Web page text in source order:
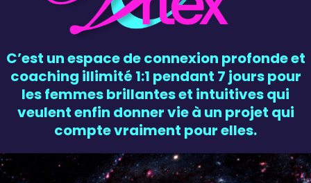
C’est un espace de connexion profonde et
coaching illimité 1:1 pendant 7 jours pour
les femmes brillantes et intuitives qui
veulent enfin donner vie à un projet qui
compte vraiment pour elles.